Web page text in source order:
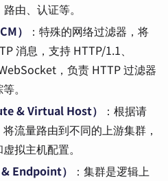
由、认证等。
）
：特殊的网络过滤器，将
消息，支持 HTTP/1.1、
，负责 HTTP 过滤器
。
& Virtual Host）
：根据请
流量路由到不同的上游集群，
拟主机配置。
Endpoint）
：集群是逻辑上